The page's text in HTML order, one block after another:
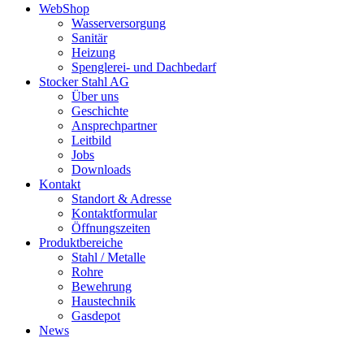
WebShop
Wasserversorgung
Sanitär
Heizung
Spenglerei- und Dachbedarf
Stocker Stahl AG
Über uns
Geschichte
Ansprechpartner
Leitbild
Jobs
Downloads
Kontakt
Standort & Adresse
Kontaktformular
Öffnungszeiten
Produktbereiche
Stahl / Metalle
Rohre
Bewehrung
Haustechnik
Gasdepot
News